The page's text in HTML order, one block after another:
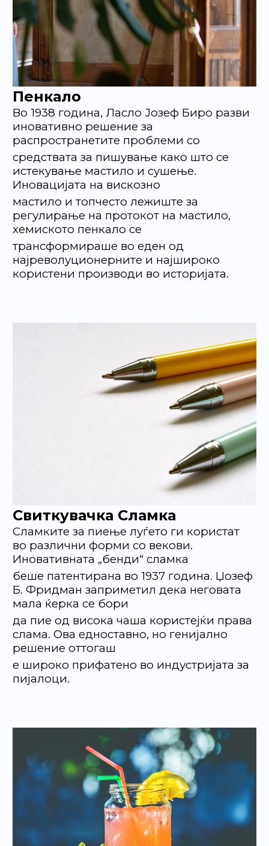
Пенкало
Во 1938 година, Ласло Јозеф Биро разви
иновативно решение за
распространетите проблеми со
средствата за пишување како што се
истекување мастило и сушење.
Иновацијата на вискозно
мастило и топчесто лежиште за
регулирање на протокот на мастило,
хемиското пенкало се
трансформираше во еден од
најреволуционерните и најшироко
користени производи во историјата.
Свиткувачка Сламка
Сламките за пиење луѓето ги користат
во различни форми со векови.
Иновативната „бенди“ сламка
беше патентирана во 1937 година. Џозеф
Б. Фридман заприметил дека неговата
мала ќерка се бори
да пие од висока чаша користејќи права
слама. Ова едноставно, но генијално
решение оттогаш
е широко прифатено во индустријата за
пијалоци.